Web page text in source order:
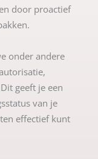
door proactief
onder andere
geeft je een
van je
effectief kunt